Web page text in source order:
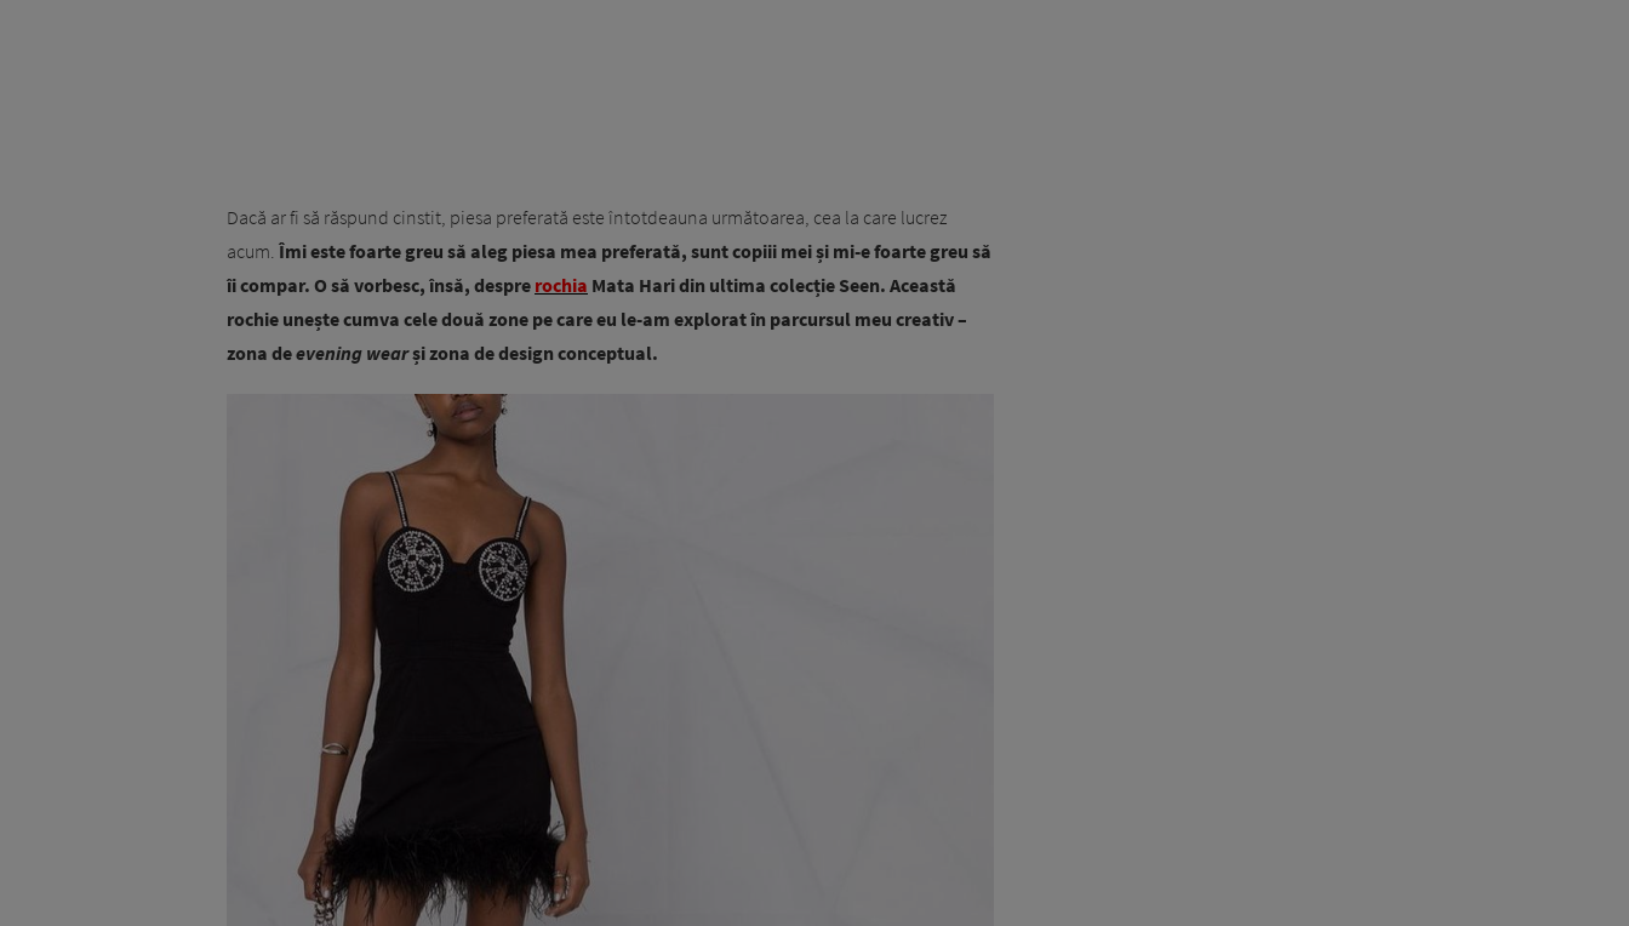
Dacă ar fi să răspund cinstit, piesa preferată este întotdeauna următoarea, cea la care lucrez
acum. Îmi este foarte greu să aleg piesa mea preferată, sunt copiii mei și mi-e foarte greu să
îi compar. O să vorbesc, însă, despre rochia Mata Hari din ultima colecție Seen. Această
rochie unește cumva cele două zone pe care eu le-am explorat în parcursul meu creativ –
zona deevening wearși zona de design conceptual.